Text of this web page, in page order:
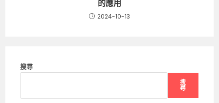
的應用
2024-10-13
搜尋
搜
尋